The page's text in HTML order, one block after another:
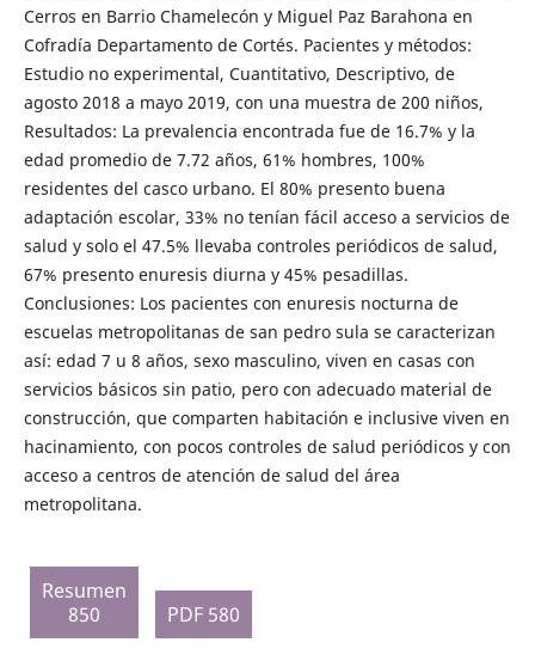
Cerros en Barrio Chamelecón y Miguel Paz Barahona en
Cofradía Departamento de Cortés. Pacientes y métodos:
Estudio no experimental, Cuantitativo, Descriptivo, de
agosto 2018 a mayo 2019, con una muestra de 200 niños,
Resultados: La prevalencia encontrada fue de 16.7% y la
edad promedio de 7.72 años, 61% hombres, 100%
residentes del casco urbano. El 80% presento buena
adaptación escolar, 33% no tenían fácil acceso a servicios de
salud y solo el 47.5% llevaba controles periódicos de salud,
67% presento enuresis diurna y 45% pesadillas.
Conclusiones: Los pacientes con enuresis nocturna de
escuelas metropolitanas de san pedro sula se caracterizan
así: edad 7 u 8 años, sexo masculino, viven en casas con
servicios básicos sin patio, pero con adecuado material de
construcción, que comparten habitación e inclusive viven en
hacinamiento, con pocos controles de salud periódicos y con
acceso a centros de atención de salud del área
metropolitana.
Resumen
850
PDF 580